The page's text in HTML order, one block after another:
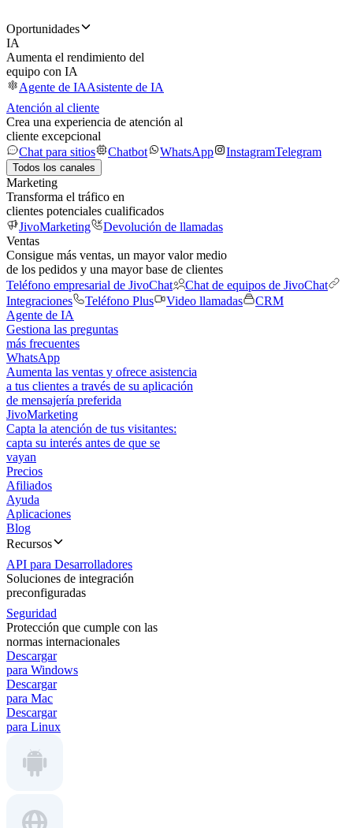
Oportunidades
IA
Aumenta el rendimiento del
equipo con IA
Agente de IAAsistente de IA
Atención al cliente
Crea una experiencia de atención al
cliente excepcional
Chat para sitios
Chatbot WhatsApp InstagramTelegram
Todos los canales
Marketing
Transforma el tráfico en
clientes potenciales cualificados
JivoMarketing
Devolución de llamadas
Ventas
Consigue más ventas, un mayor valor medio
de los pedidos y una mayor base de clientes
Teléfono empresarial de JivoChat
Chat de equipos de JivoChat
Integraciones
Teléfono Plus Video llamadas
CRM
Agente de IA
Gestiona las preguntas
más frecuentes
WhatsApp
Aumenta las ventas y ofrece asistencia
a tus clientes a través de su aplicación
de mensajería preferida
JivoMarketing
Capta la atención de tus visitantes:
capta su interés antes de que se
vayan
Precios
Afiliados
Ayuda
Aplicaciones
Blog
Recursos
API para Desarrolladores
Soluciones de integración
preconfiguradas
Seguridad
Protección que cumple con las
normas internacionales
Descargar
para Windows
Descargar
para Mac
Descargar
para Linux